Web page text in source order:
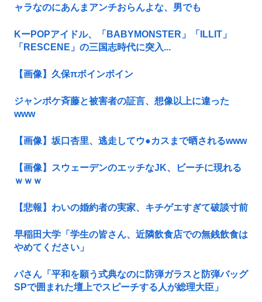
ャラなのにあんまアンチおらんよな、男でも
KーPOPアイドル、「BABYMONSTER」「ILLIT」
「RESCENE」の三国志時代に突入...
【画像】久保πボインボイン
ジャンポケ斉藤と被害者の証言、想像以上に違った
www
【画像】坂口杏里、逃走してウ●カスまで晒されるwww
【画像】スウェーデンのエッチなJK、ビーチに現れる
ｗｗｗ
【悲報】わいの婚約者の実家、キチゲエすぎて破談寸前
早稲田大学「学生の皆さん、近隣飲食店での無銭飲食は
やめてください」
パさん「平和を願う式典なのに防弾ガラスと防弾バッグ
SPで囲まれた壇上でスピーチする人が総理大臣」